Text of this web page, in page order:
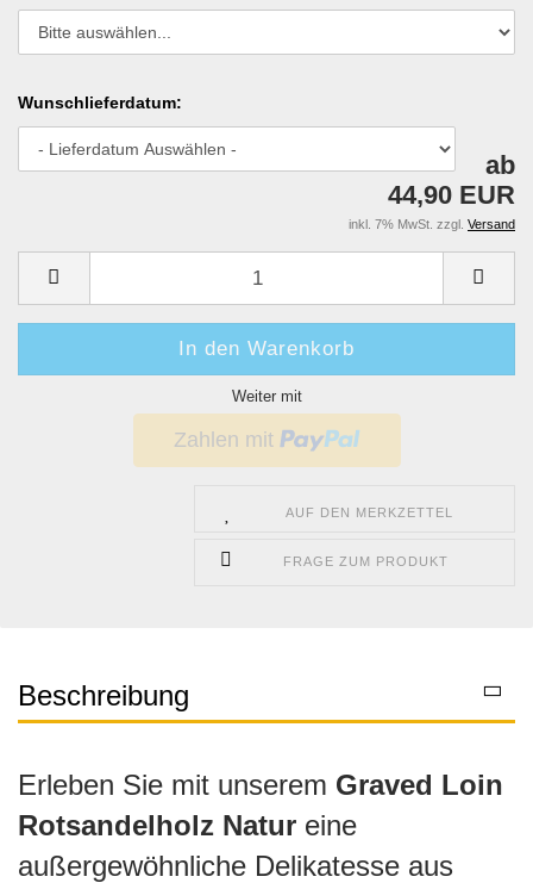
Wunschlieferdatum:
ab
44,90 EUR
inkl. 7% MwSt. zzgl. Versand
Weiter mit
AUF DEN MERKZETTEL
FRAGE ZUM PRODUKT
Beschreibung
Erleben Sie mit unserem Graved Loin
Rotsandelholz Natur eine
außergewöhnliche Delikatesse aus